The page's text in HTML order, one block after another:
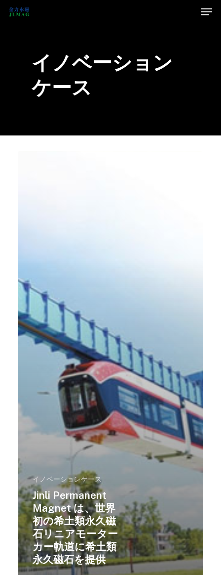
イノベーション
ケース
イノベーションケース
Jinli Permanent
Magnet は、世界
初の希土類永久磁
石リニアモーター
カー軌道に希土類
永久磁石を提供
フロントページ
私たちについて
会社概要
生産ベース
製品センター
磁気材料
高度な製造